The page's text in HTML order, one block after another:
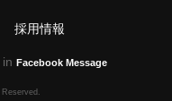
採用情報
Facebook Message